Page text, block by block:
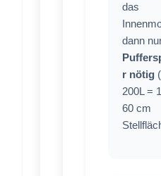
das
dann
r nötig
200L =
60 cm